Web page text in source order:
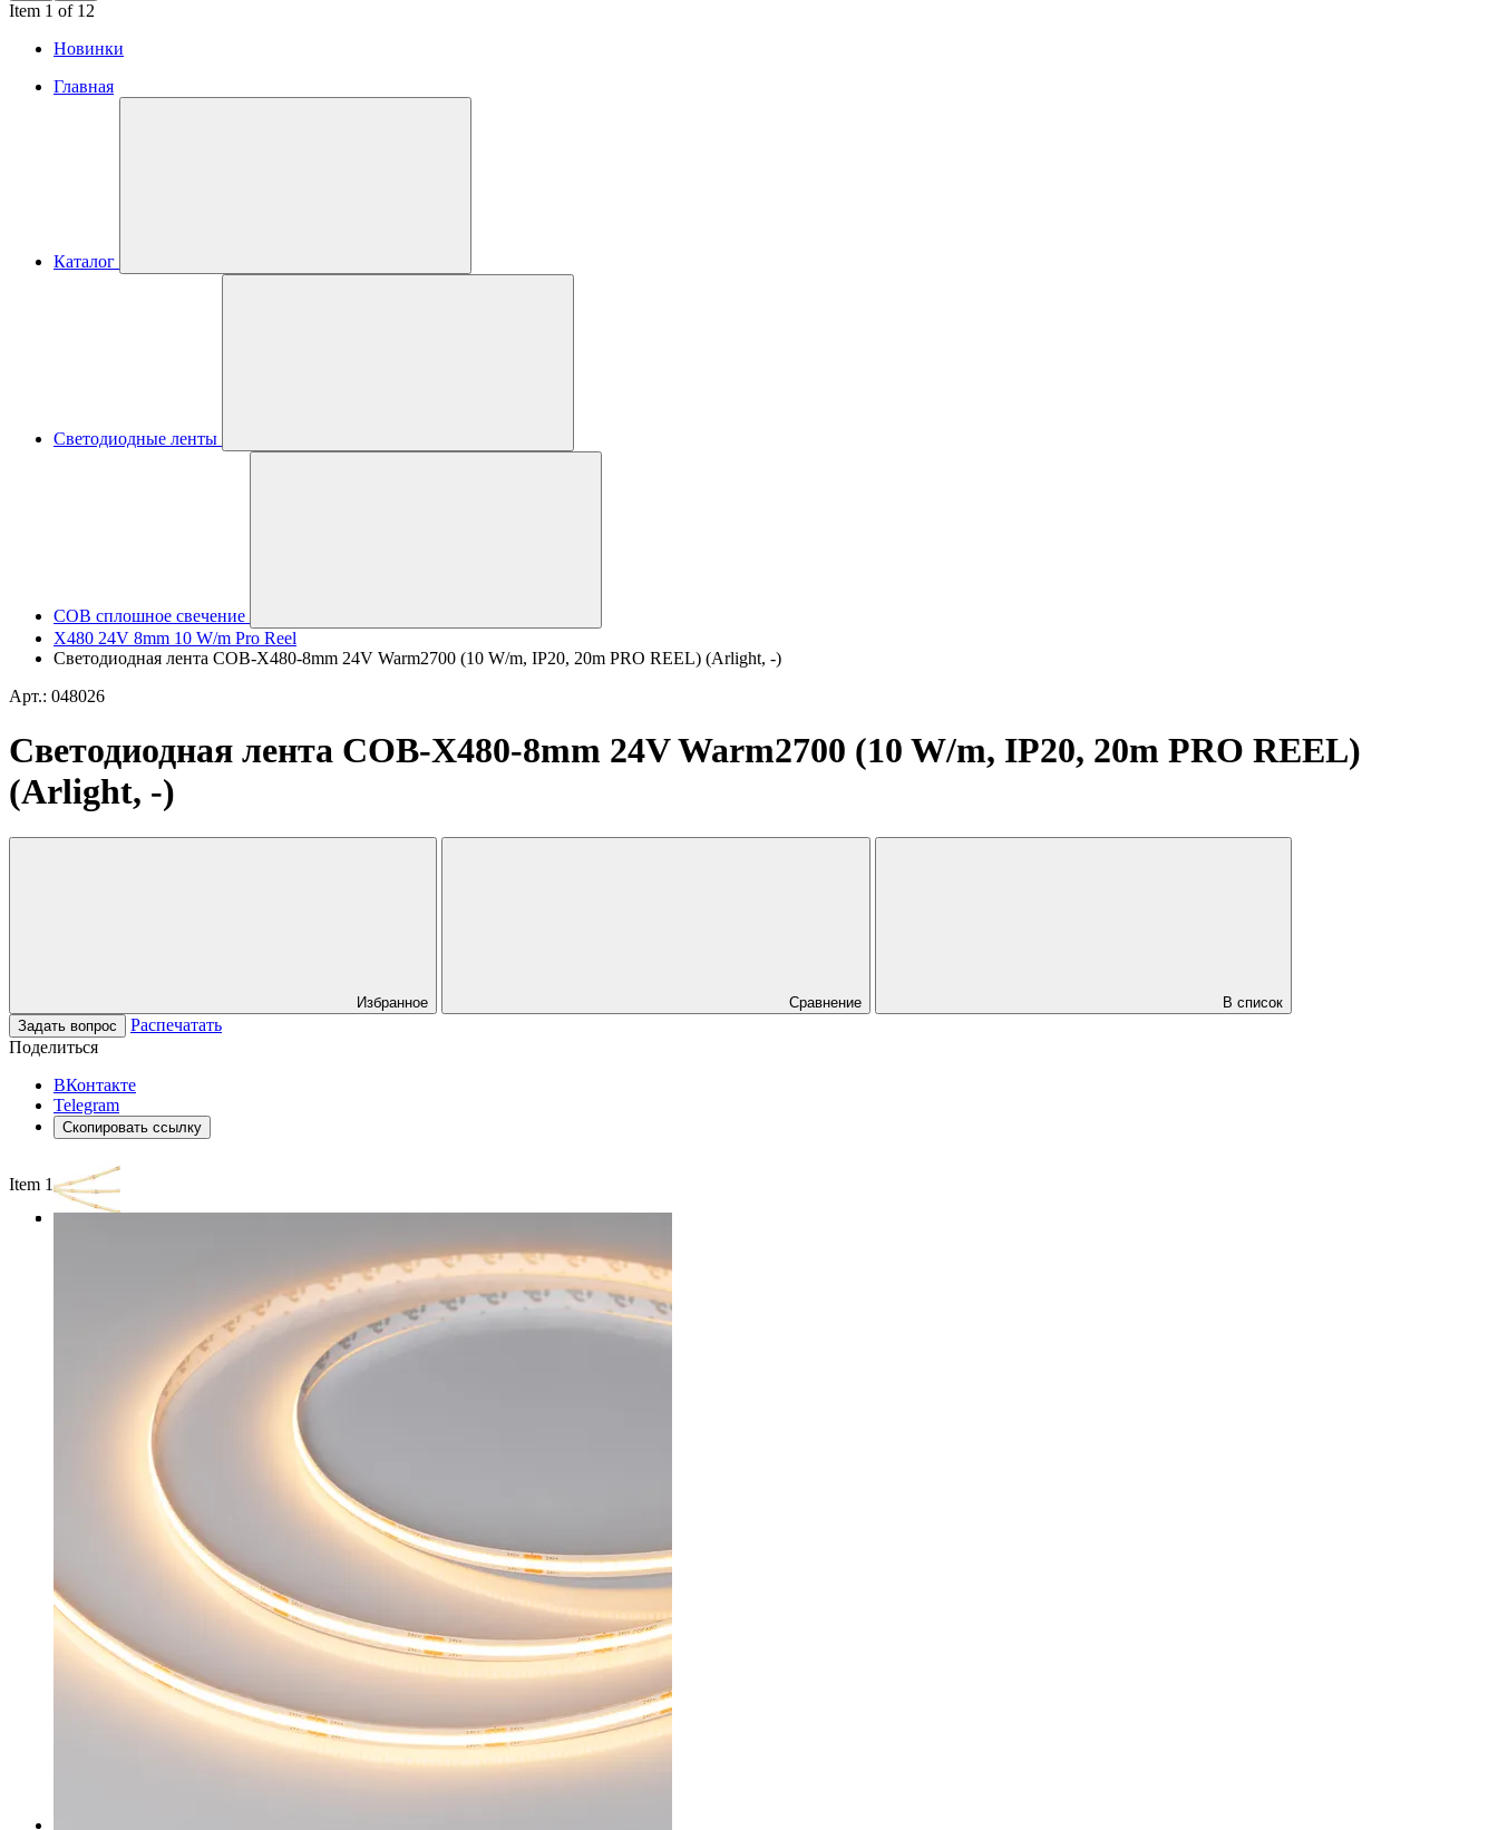
Item 1 of 12
Новинки
Главная
Каталог
Светодиодные ленты
COB сплошное свечение
X480 24V 8mm 10 W/m Pro Reel
Светодиодная лента COB-X480-8mm 24V Warm2700 (10 W/m, IP20, 20m PRO REEL) (Arlight, -)
Арт.: 048026
Светодиодная лента COB-X480-8mm 24V Warm2700 (10 W/m, IP20, 20m PRO REEL)
(Arlight, -)
Избранное Сравнение
В список
Задать вопрос
Распечатать
Поделиться
ВКонтакте
Telegram
Скопировать ссылку
Item 1 of 3